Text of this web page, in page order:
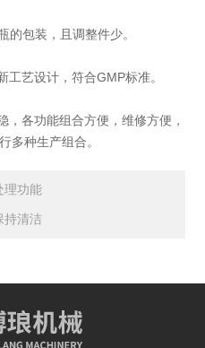
包装，且调整件少。
工艺设计，符合GMP标准。
，各功能组合方便，维修方便，
多种生产组合。
理功能
持清洁